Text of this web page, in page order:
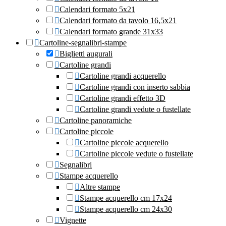
Arco
Tignale
Gargnano
Toscolano Maderno
Gardone Riviera
Salò
San Felice del Benaco
Manerba del Garda
Moniga del Garda
Padenghe sul Garda
Venezia
Burano
Padova
Abano Terme
Montegrotto Terme
Chioggia-sottomarina
Chioggia
Sottomarina
Trentino Alto-Adige
Trento
Calendari formato 5x21
Calendari formato da tavolo 16,5x21
Calendari formato grande 31x33
Cartoline-segnalibri-stampe
Biglietti augurali
Cartoline grandi
Cartoline grandi acquerello
Cartoline grandi con inserto sabbia
Cartoline grandi effetto 3D
Cartoline grandi vedute o fustellate
Cartoline panoramiche
Cartoline piccole
Cartoline piccole acquerello
Cartoline piccole vedute o fustellate
Segnalibri
Stampe acquerello
Altre stampe
Stampe acquerello cm 17x24
Stampe acquerello cm 24x30
Vignette